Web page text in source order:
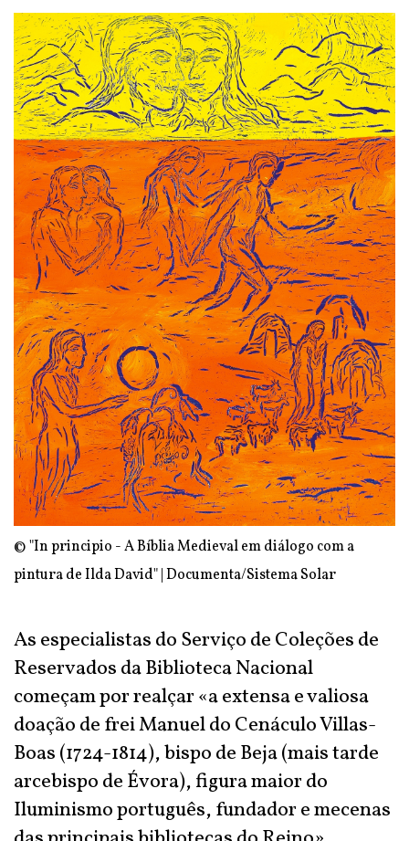
© "In principio - A Bíblia Medieval em diálogo com a
pintura de Ilda David" | Documenta/Sistema Solar
As especialistas do Serviço de Coleções de
Reservados da Biblioteca Nacional
começam por realçar «a extensa e valiosa
doação de frei Manuel do Cenáculo Villas-
Boas (1724-1814), bispo de Beja (mais tarde
arcebispo de Évora), figura maior do
Iluminismo português, fundador e mecenas